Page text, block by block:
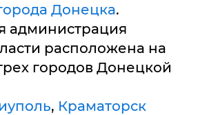
Донецка.
администрация
расположена на
городов Донецкой
, Краматорск